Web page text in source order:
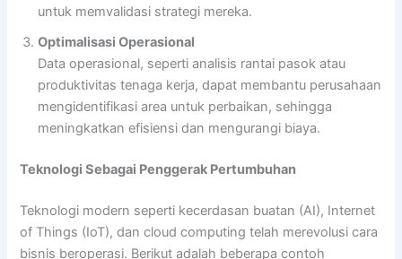
untuk memvalidasi strategi mereka.
Optimalisasi Operasional
Data operasional, seperti analisis rantai pasok atau
produktivitas tenaga kerja, dapat membantu perusahaan
mengidentifikasi area untuk perbaikan, sehingga
meningkatkan efisiensi dan mengurangi biaya.
Teknologi Sebagai Penggerak Pertumbuhan
Teknologi modern seperti kecerdasan buatan (AI), Internet
of Things (IoT), dan cloud computing telah merevolusi cara
bisnis beroperasi. Berikut adalah beberapa contoh